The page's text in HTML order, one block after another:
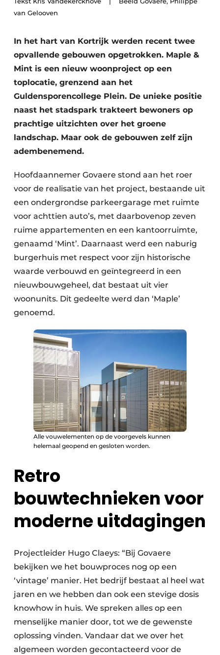
Vacature aanmelden
Video’s
Aanmelden
Bedrijven
Bedrijven
Contact
Beton & Staalbouw
Brandveiligheid
BIM
Evenementen
Dak & Gevel
Houtbouw
HVAC
Interieurarchitectuur
Renovatie
Software
Toegangscontrole
Veiligheid & Opleiding
Zonwering
van Gelooven
In het hart van Kortrijk werden recent twee
opvallende gebouwen opgetrokken. Maple &
Mint is een nieuw woonproject op een
toplocatie, grenzend aan het
Guldensporencollege Plein. De unieke positie
naast het stadspark trakteert bewoners op
prachtige uitzichten over het groene
landschap. Maar ook de gebouwen zelf zijn
adembenemend.
Hoofdaannemer Govaere stond aan het roer
voor de realisatie van het project, bestaande uit
een ondergrondse parkeergarage met ruimte
voor achttien auto’s, met daarbovenop zeven
ruime appartementen en een kantoorruimte,
genaamd ‘Mint’. Daarnaast werd een naburig
burgerhuis met respect voor zijn historische
waarde verbouwd en geïntegreerd in een
nieuwbouwgeheel, dat bestaat uit vier
woonunits. Dit gedeelte werd dan ‘Maple’
genoemd.
Alle vouwelementen op de voorgevels kunnen
helemaal geopend en gesloten worden.
Retro
bouwtechnieken voor
moderne uitdagingen
Projectleider Hugo Claeys: “Bij Govaere
bekijken we het bouwproces nog op een
‘vintage’ manier. Het bedrijf bestaat al heel wat
jaren en we hebben dan ook een stevige dosis
knowhow in huis. We spreken alles op een
menselijke manier door, tot we de gewenste
oplossing vinden. Vandaar dat we over het
algemeen worden gecontacteerd voor de